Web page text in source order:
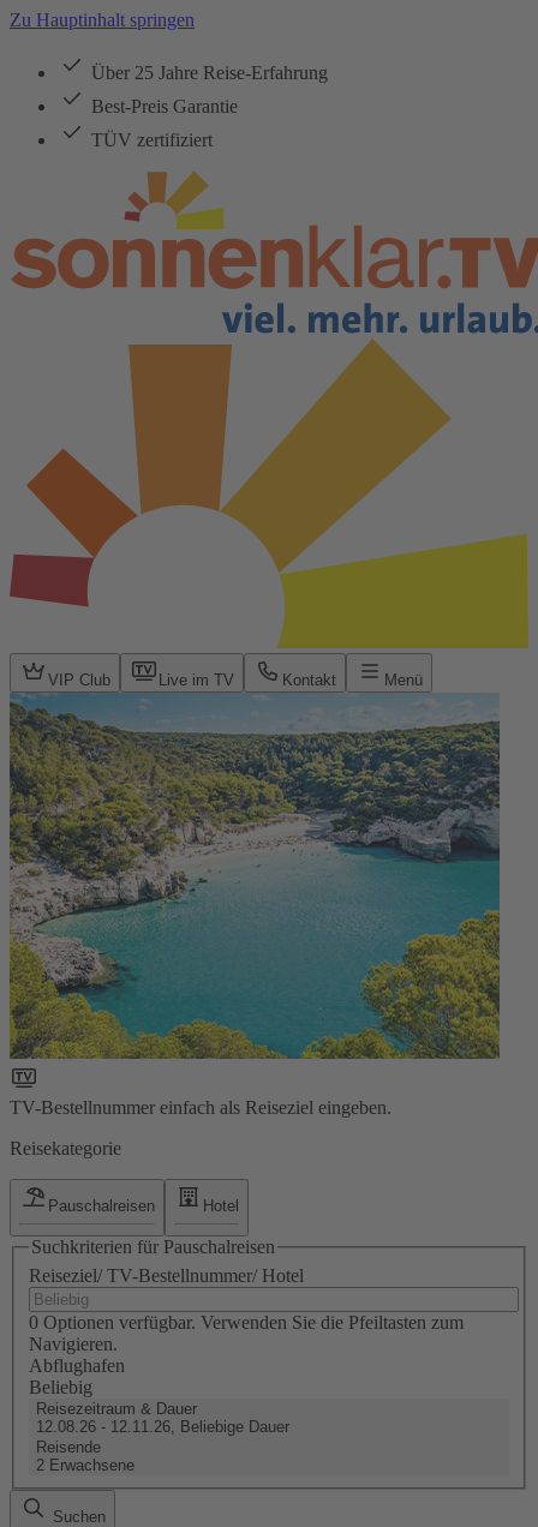
Zu Hauptinhalt springen
Über 25 Jahre Reise-Erfahrung
Best-Preis Garantie
TÜV zertifiziert
VIP Club Live im TV Kontakt Menü
TV-Bestellnummer einfach als Reiseziel eingeben.
Reisekategorie
Pauschalreisen Hotel
Suchkriterien für Pauschalreisen
Reiseziel/ TV-Bestellnummer/ Hotel
0 Optionen verfügbar. Verwenden Sie die Pfeiltasten zum
Navigieren.
Abflughafen
Beliebig
Reisezeitraum & Dauer
12.08.26 - 12.11.26, Beliebige Dauer
Reisende
2 Erwachsene
Suchen